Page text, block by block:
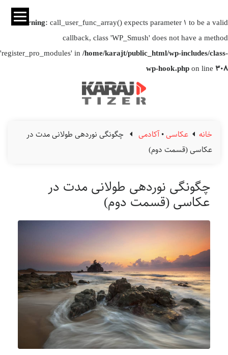
Warning: call_user_func_array() expects parameter 1 to be a valid
callback, class 'WP_Smush' does not have a method
'register_pro_modules' in/home/karajt/public_html/wp-includes/class-
wp-hook.phpon line 308
خانه عکاسی•آکادمی
چگونگی نوردهی طولانی مدت در
عکاسی (قسمت دوم)
چگونگی نوردهی طولانی مدت در
عکاسی (قسمت دوم)